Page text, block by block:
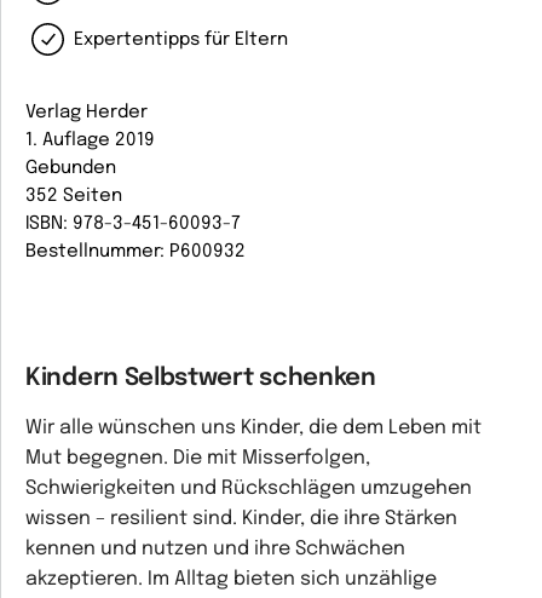
Expertentipps für Eltern
Verlag Herder
1. Auflage 2019
Gebunden
352 Seiten
ISBN: 978-3-451-60093-7
Bestellnummer: P600932
Kindern Selbstwert schenken
Wir alle wünschen uns Kinder, die dem Leben mit
Mut begegnen. Die mit Misserfolgen,
Schwierigkeiten und Rückschlägen umzugehen
wissen – resilient sind. Kinder, die ihre Stärken
kennen und nutzen und ihre Schwächen
akzeptieren. Im Alltag bieten sich unzählige